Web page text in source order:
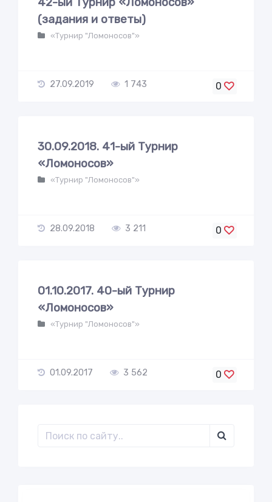
(задания и ответы)
«Турнир "Ломоносов"»
27.09.2019 1 743 0
30.09.2018. 41-ый Турнир
«Ломоносов»
«Турнир "Ломоносов"»
28.09.2018 3 211 0
01.10.2017. 40-ый Турнир
«Ломоносов»
«Турнир "Ломоносов"»
01.09.2017 3 562 0